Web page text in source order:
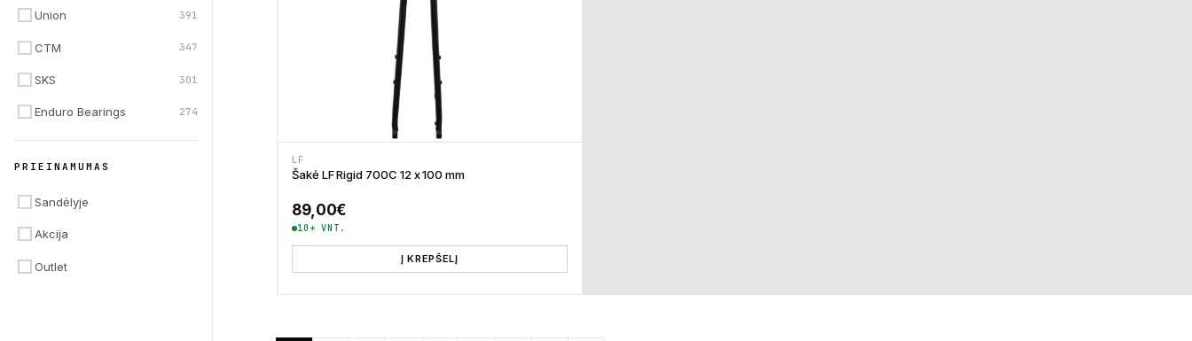
Union 391
CTM 347
SKS 301
Enduro Bearings 274
Jagwire 257
GripGrab
CST
PRIEINAMUMAS
Sandėlyje
Akcija
Outlet
LF
Šakė LF Rigid 700C 12 x 100 mm
89,00€
10+ VNT.
Į KREPŠELĮ